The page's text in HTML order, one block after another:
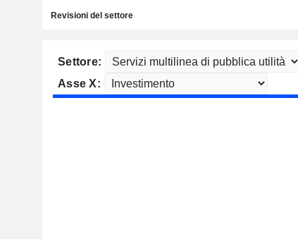
Revisioni del settore
Settore:
Asse X: